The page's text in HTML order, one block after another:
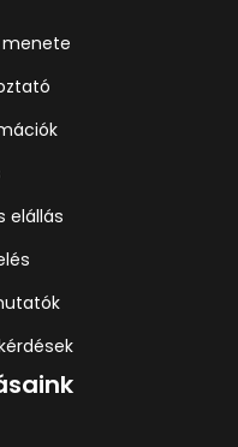
menete
elállás